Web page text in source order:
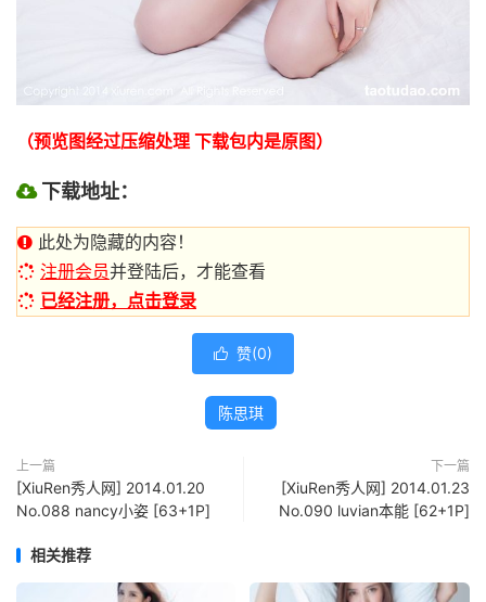
（预览图经过压缩处理 下载包内是原图）
下载地址：
此处为隐藏的内容！
注册会员并登陆后，才能查看
已经注册，点击登录
 赞(0)
陈思琪
上一篇
[XiuRen秀人网] 2014.01.20
No.088 nancy小姿 [63+1P]
下一篇
[XiuRen秀人网] 2014.01.23
No.090 luvian本能 [62+1P]
相关推荐